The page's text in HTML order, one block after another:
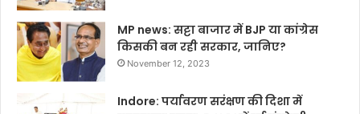
MP news: सट्टा बाजार में BJP या कांग्रेस
किसकी बन रही सरकार, जानिए?
November 12, 2023
Indore: पर्यावरण सरंक्षण की दिशा में